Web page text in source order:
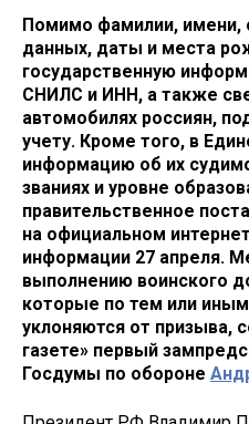
Помимо фамилии, имени,
данных, даты и места
государственную
СНИЛС и ИНН, а также
автомобилях россиян,
учету. Кроме того, в
информацию об их
званиях и уровне
правительственное
на официальном
информации 27 апреля.
выполнению воинского
которые по тем или
уклоняются от призыва,
газете» первый
Госдумы по обороне